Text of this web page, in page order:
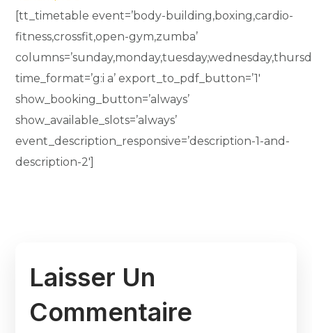
[tt_timetable event=’body-building,boxing,cardio-
fitness,crossfit,open-gym,zumba’
time_format=’g:i a’ export_to_pdf_button=’1′
show_booking_button=’always’
show_available_slots=’always’
event_description_responsive=’description-1-and-
description-2′]
Laisser Un
Commentaire